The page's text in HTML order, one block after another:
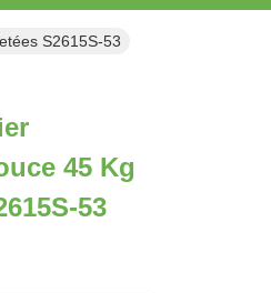
S2615S-53
45 Kg
53